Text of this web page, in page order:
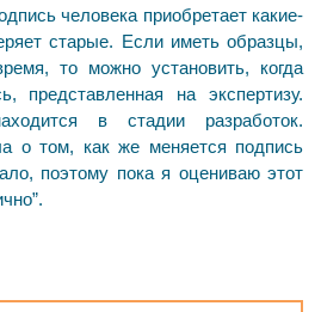
человека приобретает какие-
старые. Если иметь образцы,
то можно установить, когда
представленная на экспертизу.
в стадии разработок.
о том, как же меняется подпись
поэтому пока я оцениваю этот